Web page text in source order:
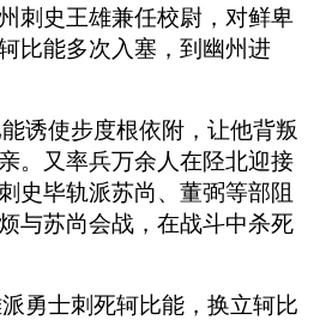
刺史王雄兼任校尉，对鲜卑
比能多次入塞，到幽州进
诱使步度根依附，让他背叛
。又率兵万余人在陉北迎接
史毕轨派苏尚、董弼等部阻
与苏尚会战，在战斗中杀死
勇士刺死轲比能，换立轲比